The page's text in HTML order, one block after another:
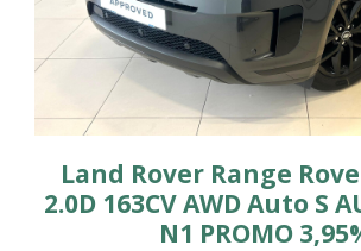
Land Rover Range
2.0D 163CV AWD Auto S
N1 PROMO